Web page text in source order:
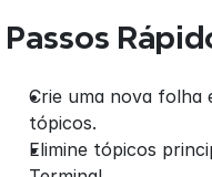
Passos
Crie uma nova folha
tópicos.
Elimine tópicos